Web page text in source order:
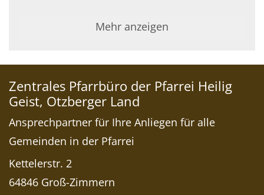
Mehr anzeigen
Zentrales Pfarrbüro der Pfarrei Heilig
Geist, Otzberger Land
Ansprechpartner für Ihre Anliegen für alle
Gemeinden in der Pfarrei
Kettelerstr. 2
64846 Groß-Zimmern